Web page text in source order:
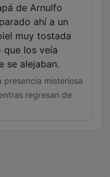
de Arnulfo
ahí a un
muy tostada
que los veía
se alejaban.
presencia misteriosa
regresan de